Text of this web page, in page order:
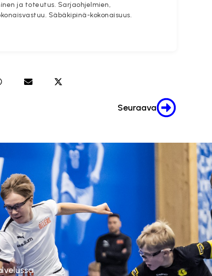
ja toteutus. Sarjaohjelmien,
Säbäkipinä-kokonaisuus.
Seuraava